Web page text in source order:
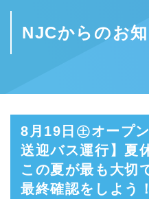
NJCからのお
8月19日㊏オープ
送迎バス運行】夏
この夏が最も大切
最終確認をしよう！